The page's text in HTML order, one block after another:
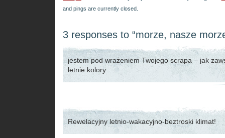
and pings are currently closed.
3 responses to “morze, nasze
jestem pod wrażeniem Twojego scrapa – jak
letnie kolory
Rewelacyjny letnio-wakacyjno-beztroski klimat!